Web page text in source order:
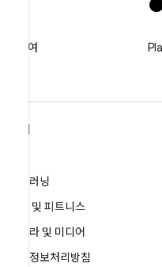
우하여
탐색
머신러닝
건강 및 피트니스
카메라 및 미디어
개인정보처리방침